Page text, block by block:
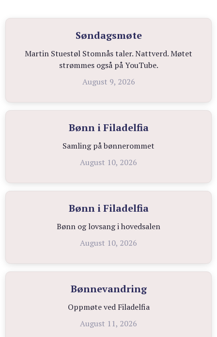
Søndagsmøte
Martin Stuestøl Stomnås taler. Nattverd. Møtet
strømmes også på YouTube.
August 9, 2026
Bønn i Filadelfia
Samling på bønnerommet
August 10, 2026
Bønn i Filadelfia
Bønn og lovsang i hovedsalen
August 10, 2026
Bønnevandring
Oppmøte ved Filadelfia
August 11, 2026